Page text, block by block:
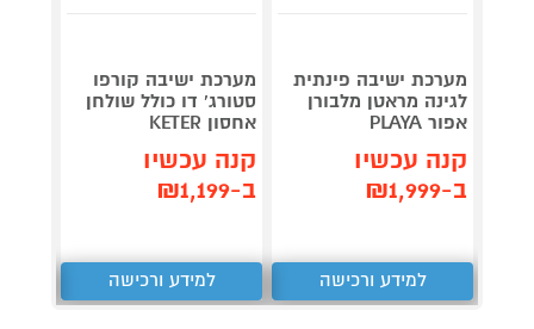
מערכת ישיבה פינתית
לגינה מראטן מלבורן
אפור PLAYA
קנה עכשיו
ב-₪1,999
למידע ורכישה
מערכת ישיבה קורפו
סטורג' דו כולל שולחן
אחסון KETER
קנה עכשיו
ב-₪1,199
למידע ורכישה